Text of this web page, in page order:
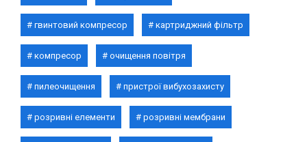
гвинтовий компресор картриджний фільтр
компресор очищення повітря
пилеочищення пристрої вибухозахисту
розривні елементи розривні мембрани